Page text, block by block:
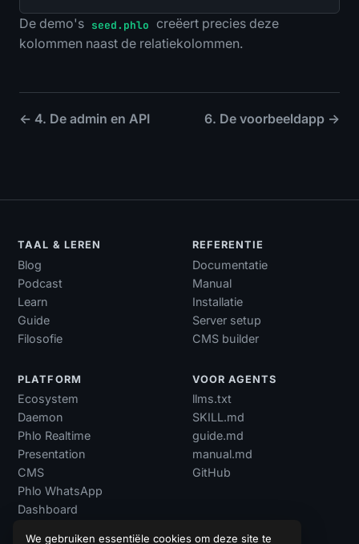
De demo's seed.phlo creëert precies deze
kolommen naast de relatiekolommen.
← 4. De admin en API 6. De voorbeeldapp →
We gebruiken essentiële cookies om deze site te
TAAL & LEREN
Blog
Podcast
Learn
Guide
Filosofie
REFERENTIE
Documentatie
Manual
Installatie
Server setup
CMS builder
PLATFORM
Ecosystem
Daemon
Phlo Realtime
Presentation
CMS
Phlo WhatsApp
Dashboard
VOOR AGENTS
llms.txt
SKILL.md
guide.md
manual.md
GitHub